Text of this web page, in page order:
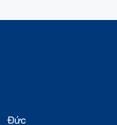
Đức